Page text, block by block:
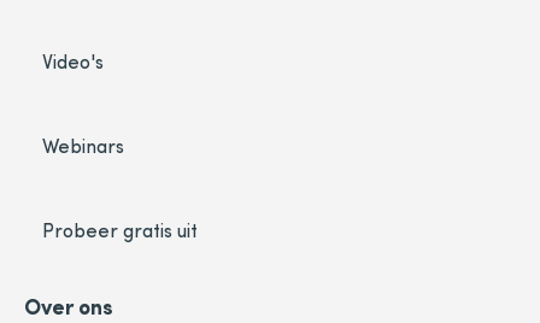
Video's
Webinars
Probeer gratis uit
Over ons